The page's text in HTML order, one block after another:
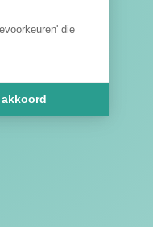
die
akkoord